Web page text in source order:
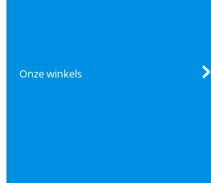
Onze winkels